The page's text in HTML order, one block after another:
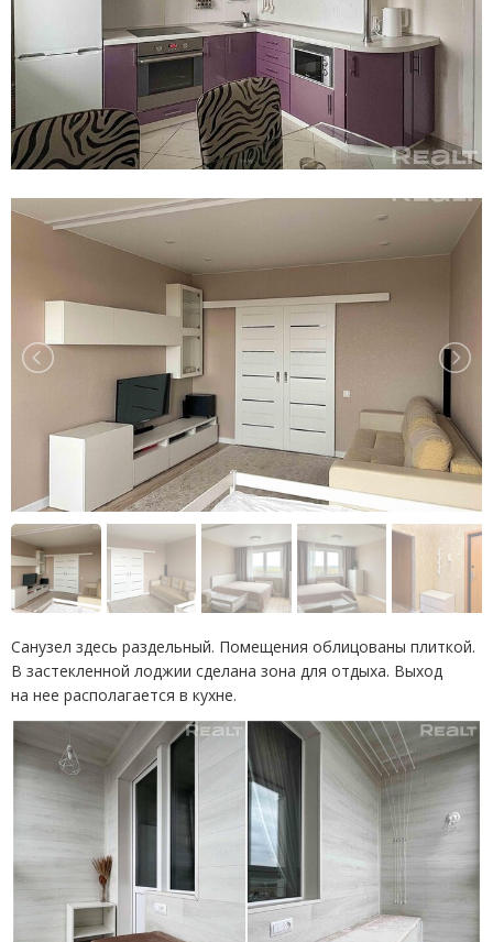
Санузел здесь раздельный. Помещения облицованы плиткой.
В застекленной лоджии сделана зона для отдыха. Выход
на нее располагается в кухне.